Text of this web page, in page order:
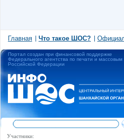
Главная Что такое ШОС?
Портал создан при финансовой поддержке
Федерального агентства по печати и массовым
Российской Федерации
Участники: